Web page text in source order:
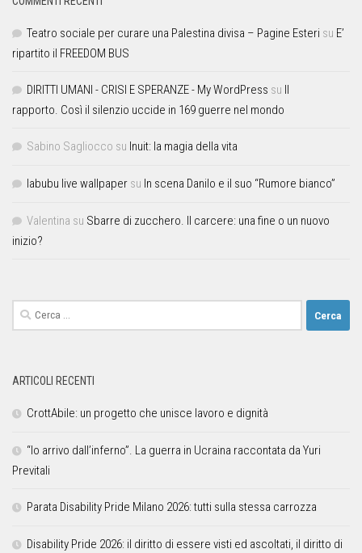
Teatro sociale per curare una Palestina divisa – Pagine Esteri su E’
ripartito il FREEDOM BUS
DIRITTI UMANI - CRISI E SPERANZE - My WordPress su
rapporto. Così il silenzio uccide in 169 guerre nel mondo
Sabino Sagliocco su Inuit: la magia della vita
labubu live wallpaper su In scena Danilo e il suo “Rumore bianco”
Valentina su Sbarre di zucchero. Il carcere: una fine o un nuovo
inizio?
ARTICOLI RECENTI
CrottAbile: un progetto che unisce lavoro e dignità
“Io arrivo dall’inferno”. La guerra in Ucraina raccontata da Yuri
Previtali
Parata Disability Pride Milano 2026: tutti sulla stessa carrozza
Disability Pride 2026: il diritto di essere visti ed ascoltati, il diritto di